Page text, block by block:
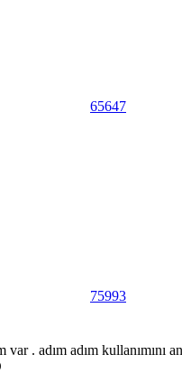
65647
75993
. adım adım kullanımını